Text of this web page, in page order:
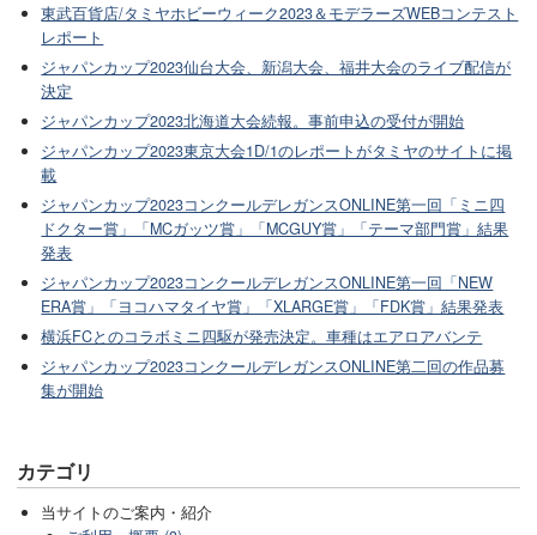
東武百貨店/タミヤホビーウィーク2023＆モデラーズWEBコンテスト
レポート
ジャパンカップ2023仙台大会、新潟大会、福井大会のライブ配信が
決定
ジャパンカップ2023北海道大会続報。事前申込の受付が開始
ジャパンカップ2023東京大会1D/1のレポートがタミヤのサイトに掲
載
ジャパンカップ2023コンクールデレガンスONLINE第一回「ミニ四
ドクター賞」「MCガッツ賞」「MCGUY賞」「テーマ部門賞」結果
発表
ジャパンカップ2023コンクールデレガンスONLINE第一回「NEW
ERA賞」「ヨコハマタイヤ賞」「XLARGE賞」「FDK賞」結果発表
横浜FCとのコラボミニ四駆が発売決定。車種はエアロアバンテ
ジャパンカップ2023コンクールデレガンスONLINE第二回の作品募
集が開始
カテゴリ
当サイトのご案内・紹介